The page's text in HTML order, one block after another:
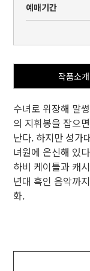
예매기간
작품소개
수녀로 위장해 말
의 지휘봉을 잡으
난다. 하지만 성가
녀원에 은신해 있
하비 케이틀과 캐
년대 흑인 음악까
화.